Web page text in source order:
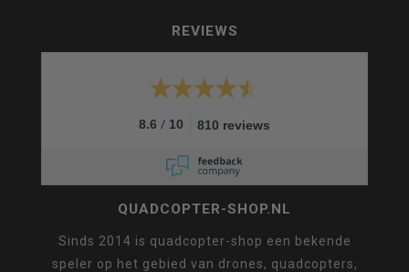
REVIEWS
8.6 / 10 810 reviews
QUADCOPTER-SHOP.NL
Sinds 2014 is quadcopter-shop een bekende
speler op het gebied van drones, quadcopters,